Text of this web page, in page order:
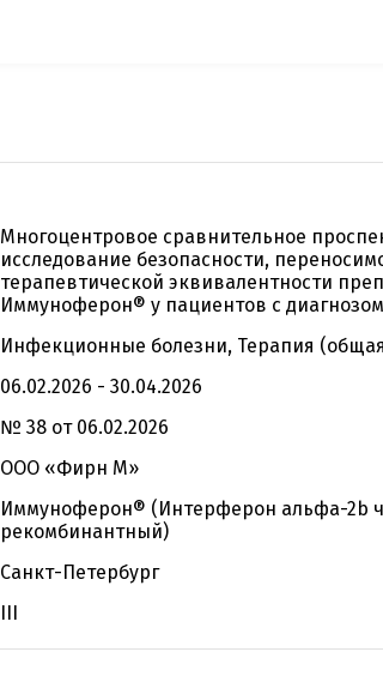
Многоцентровое сравнительное
исследование безопасности,
терапевтической эквивалентности
Иммуноферон® у пациентов с
Инфекционные болезни, Терапия
06.02.2026 - 30.04.2026
№ 38 от 06.02.2026
ООО «Фирн М»
Иммуноферон® (Интерферон альфа-2b
рекомбинантный)
Санкт-Петербург
III